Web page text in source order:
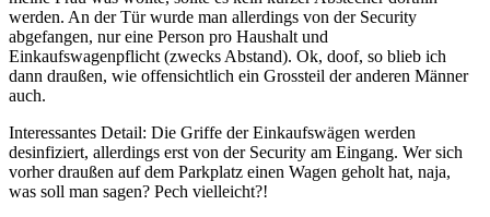
werden. An der Tür wurde man allerdings von der Security
abgefangen, nur eine Person pro Haushalt und
Einkaufswagenpflicht (zwecks Abstand). Ok, doof, so blieb ich
dann draußen, wie offensichtlich ein Grossteil der anderen Männer
auch.
Interessantes Detail: Die Griffe der Einkaufswägen werden
desinfiziert, allerdings erst von der Security am Eingang. Wer sich
vorher draußen auf dem Parkplatz einen Wagen geholt hat, naja,
was soll man sagen? Pech vielleicht?!